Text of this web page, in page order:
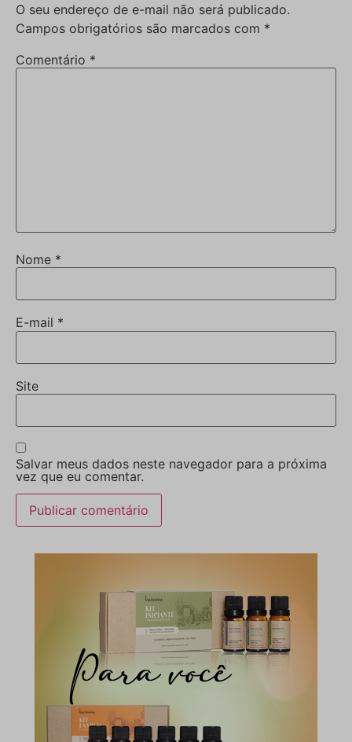
O seu endereço de e-mail não será publicado.
Campos obrigatórios são marcados com *
Comentário *
Nome *
E-mail *
Site
Salvar meus dados neste navegador para a próxima
vez que eu comentar.